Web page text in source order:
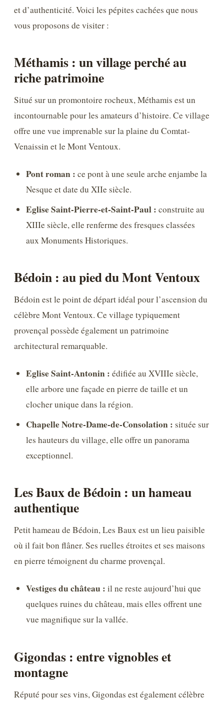
et d’authenticité. Voici les pépites cachées que nous
vous proposons de visiter :
Méthamis : un village perché au
riche patrimoine
Situé sur un promontoire rocheux, Méthamis est un
incontournable pour les amateurs d’histoire. Ce village
offre une vue imprenable sur la plaine du Comtat-
Venaissin et le Mont Ventoux.
Pont roman : ce pont à une seule arche enjambe la
Nesque et date du XIIe siècle.
Eglise Saint-Pierre-et-Saint-Paul : construite au
XIIIe siècle, elle renferme des fresques classées
aux Monuments Historiques.
Bédoin : au pied du Mont Ventoux
Bédoin est le point de départ idéal pour l’ascension du
célèbre Mont Ventoux. Ce village typiquement
provençal possède également un patrimoine
architectural remarquable.
Eglise Saint-Antonin : édifiée au XVIIIe siècle,
elle arbore une façade en pierre de taille et un
clocher unique dans la région.
Chapelle Notre-Dame-de-Consolation : située sur
les hauteurs du village, elle offre un panorama
exceptionnel.
Les Baux de Bédoin : un hameau
authentique
Petit hameau de Bédoin, Les Baux est un lieu paisible
où il fait bon flâner. Ses ruelles étroites et ses maisons
en pierre témoignent du charme provençal.
Vestiges du château : il ne reste aujourd’hui que
quelques ruines du château, mais elles offrent une
vue magnifique sur la vallée.
Gigondas : entre vignobles et
montagne
Réputé pour ses vins, Gigondas est également célèbre